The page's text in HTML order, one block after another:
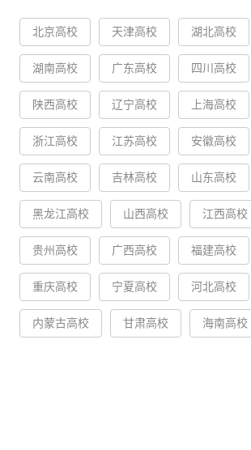
北京高校 天津高校 湖北高校
湖南高校 广东高校 四川高校
陕西高校 辽宁高校 上海高校
浙江高校 江苏高校 安徽高校
云南高校 吉林高校 山东高校
黑龙江高校 山西高校 江西高校
贵州高校 广西高校 福建高校
重庆高校 宁夏高校 河北高校
内蒙古高校 甘肃高校 海南高校